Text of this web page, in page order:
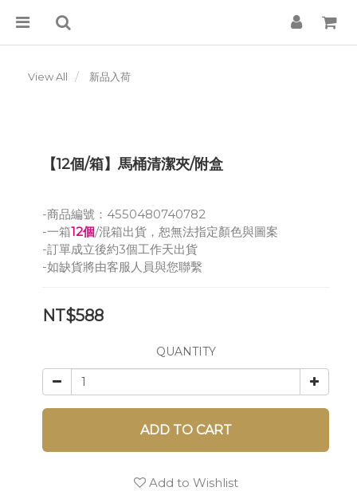
View All 新品入荷
【12個/箱】馬桶清潔夾/附盒
-商品編號：4550480740782
-一箱12個/混箱出貨，恕無法指定顏色與圖案
-訂單成立後約3個工作天出貨
-如缺貨將由客服人員與您聯繫
NT$588
QUANTITY
ADD TO CART
Add to Wishlist